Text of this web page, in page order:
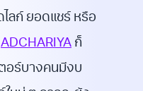
ลก์ ยอดแชร์ หรือ
ADCHARIYA ก็
ตอร์บางคนมีงบ